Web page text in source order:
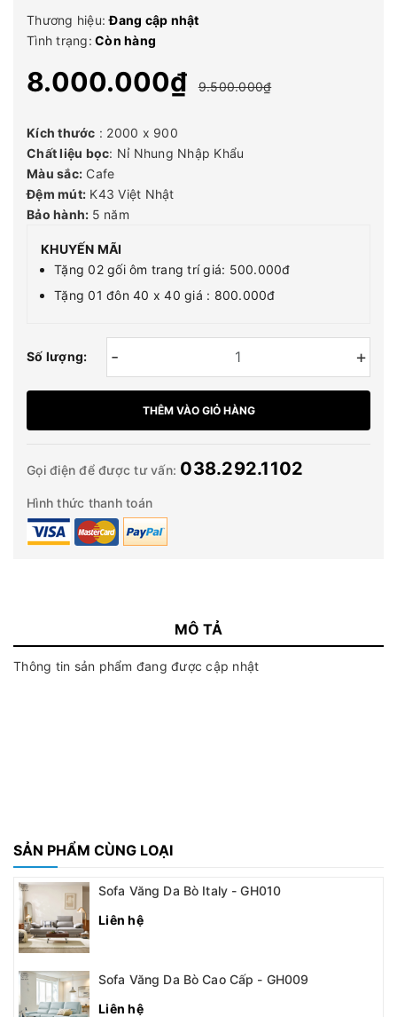
Thương hiệu: Đang cập nhật
Tình trạng: Còn hàng
8.000.000₫ 9.500.000₫
Kích thước : 2000 x 900
Chất liệu bọc: Nỉ Nhung Nhập Khẩu
Màu sắc: Cafe
Đệm mút: K43 Việt Nhật
Bảo hành: 5 năm
KHUYẾN MÃI
Tặng 02 gối ôm trang trí giá: 500.000đ
Tặng 01 đôn 40 x 40 giá : 800.000đ
Số lượng: +
-
THÊM VÀO GIỎ HÀNG
Gọi điện để được tư vấn: 038.292.1102
Hình thức thanh toán
MÔ TẢ
Thông tin sản phẩm đang được cập nhật
SẢN PHẨM CÙNG LOẠI
Sofa Văng Da Bò Italy - GH010
Liên hệ
Sofa Văng Da Bò Cao Cấp - GH009
Liên hệ